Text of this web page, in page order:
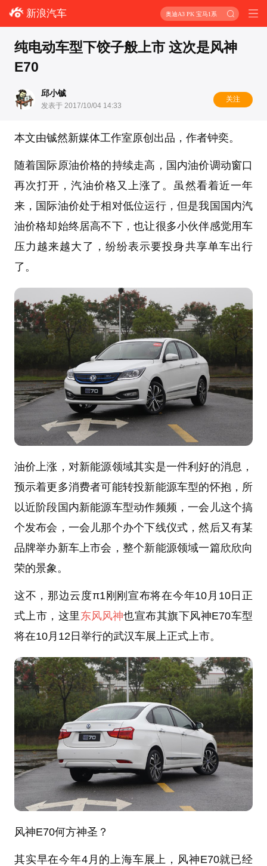
新浪汽车 奥迪A3 PK 宝马1系
纯电动车型下饺子般上市 这次是风神
E70
邱小铖
发表于 2017/10/04 14:33
关注
本文由铖然新媒体工作室原创出品，作者钟奕。
随着国际原油价格的持续走高，国内油价调动窗口
再次打开，汽油价格又上涨了。虽然看着近一年
来，国际油价处于相对低位运行，但是我国国内汽
油价格却始终居高不下，也让很多小伙伴感觉用车
压力越来越大了，纷纷表示要投身共享单车出行
了。
油价上涨，对新能源领域其实是一件利好的消息，
预示着更多消费者可能转投新能源车型的怀抱，所
以近阶段国内新能源车型动作频频，一会儿这个搞
个发布会，一会儿那个办个下线仪式，然后又有某
品牌举办新车上市会，整个新能源领域一篇欣欣向
荣的景象。
这不，那边云度π1刚刚宣布将在今年10月10日正
式上市，这里 东风风神也宣布其旗下风神E70车型
将在10月12日举行的武汉车展上正式上市。
风神E70何方神圣？
其实早在今年4月的上海车展上，风神E70就已经